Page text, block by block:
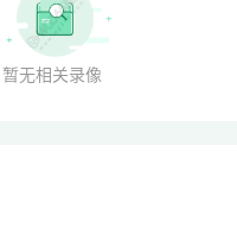
暂无相关录像